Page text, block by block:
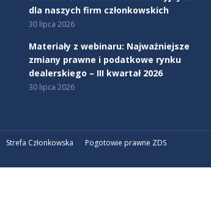
dla naszych firm członkowskich
30 lipca 2026
Materiały z webinaru: Najważniejsze
zmiany prawne i podatkowe rynku
dealerskiego – III kwartał 2026
30 lipca 2026
Strefa Członkowska
Pogotowie prawne ZDS